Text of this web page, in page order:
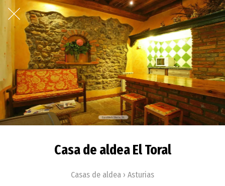
Casa de aldea El Toral
Casas de aldea › Asturias